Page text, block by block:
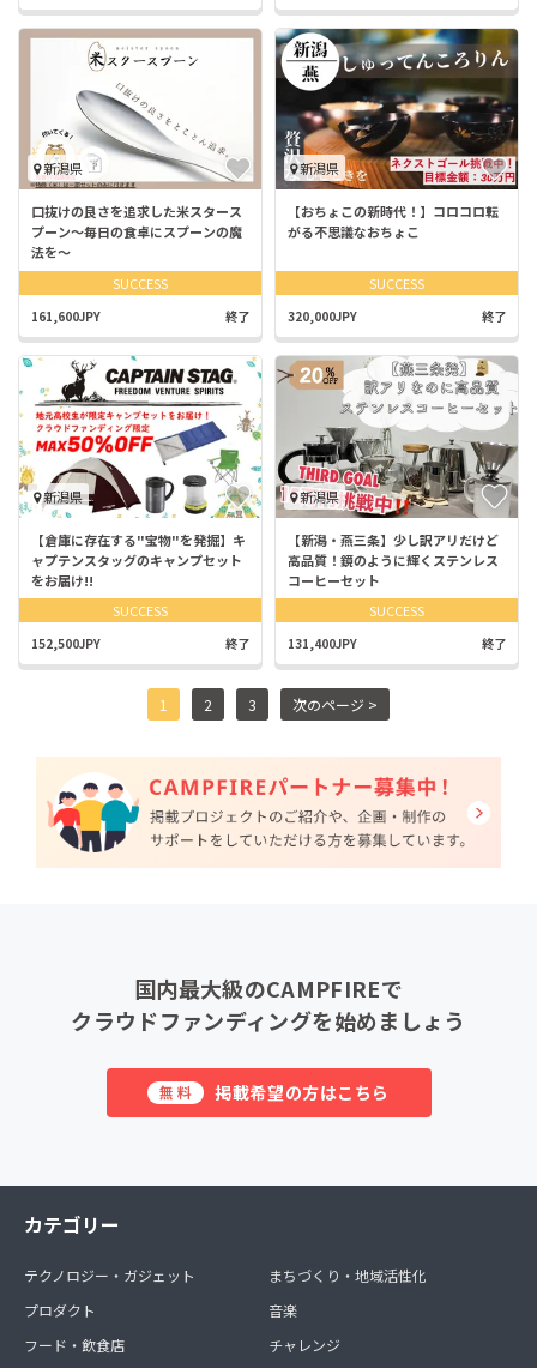
新潟県
口抜けの良さを追求した米スタース
プーン～毎日の食卓にスプーンの魔
法を～​
SUCCESS
161,600JPY 終了
新潟県
【おちょこの新時代！】コロコロ転
がる不思議なおちょこ
SUCCESS
320,000JPY 終了
新潟県
【倉庫に存在する"宝物"を発掘】キ
ャプテンスタッグのキャンプセット
をお届け!!
SUCCESS
152,500JPY 終了
新潟県
【新潟・燕三条】少し訳アリだけど
高品質！鏡のように輝くステンレス
コーヒーセット
SUCCESS
131,400JPY 終了
1 2 3 次のページ >
国内最大級のCAMPFIREで
クラウドファンディングを始めましょう
無料 掲載希望の方はこちら
カテゴリー
テクノロジー・ガジェット
プロダクト
フード・飲食店
まちづくり・地域活性化
音楽
チャレンジ